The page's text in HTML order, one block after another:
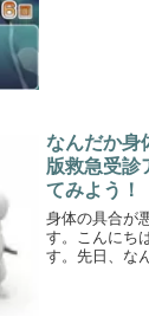
なんだか身
版救急受診
てみよう！
身体の具合が
す。こんにち
す。先日、な